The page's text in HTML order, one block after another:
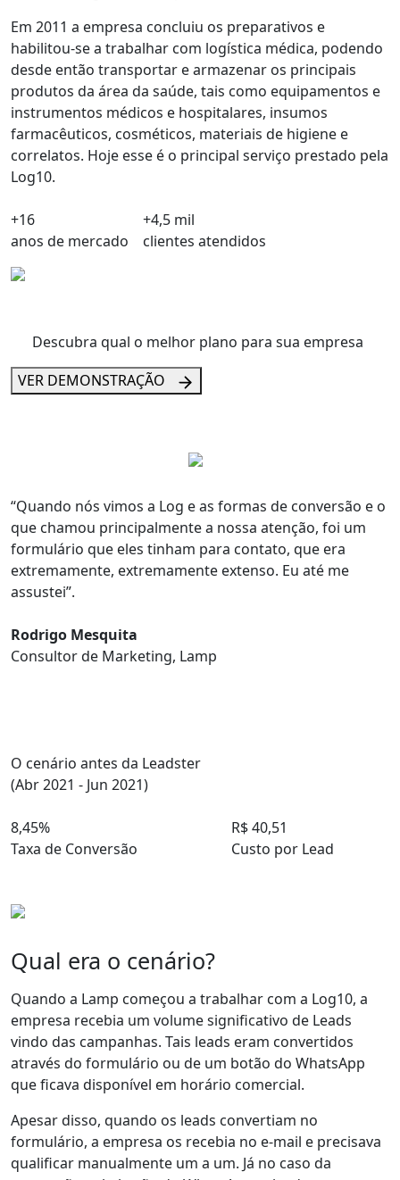
Em 2011 a empresa concluiu os preparativos e
habilitou-se a trabalhar com logística médica, podendo
desde então transportar e armazenar os principais
produtos da área da saúde, tais como equipamentos e
instrumentos médicos e hospitalares, insumos
farmacêuticos, cosméticos, materiais de higiene e
correlatos. Hoje esse é o principal serviço prestado pela
Log10.
+16
anos de mercado
+4,5 mil
clientes atendidos
Descubra qual o melhor plano para sua empresa
VER DEMONSTRAÇÃO
“Quando nós vimos a Log e as formas de conversão e o
que chamou principalmente a nossa atenção, foi um
formulário que eles tinham para contato, que era
extremamente, extremamente extenso. Eu até me
assustei”.
Rodrigo Mesquita
Consultor de Marketing, Lamp
O cenário antes da Leadster
(Abr 2021 - Jun 2021)
8,45%
Taxa de Conversão
R$ 40,51
Custo por Lead
Qual era o cenário?
Quando a Lamp começou a trabalhar com a Log10, a
empresa recebia um volume significativo de Leads
vindo das campanhas. Tais leads eram convertidos
através do formulário ou de um botão do WhatsApp
que ficava disponível em horário comercial.
Apesar disso, quando os leads convertiam no
formulário, a empresa os recebia no e-mail e precisava
qualificar manualmente um a um. Já no caso da